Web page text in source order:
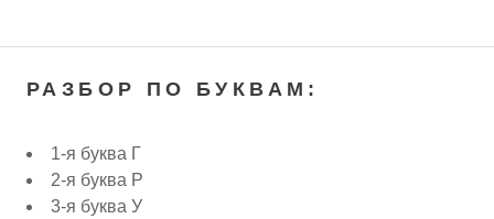
РАЗБОР ПО БУКВАМ:
1-я буква Г
2-я буква Р
3-я буква У